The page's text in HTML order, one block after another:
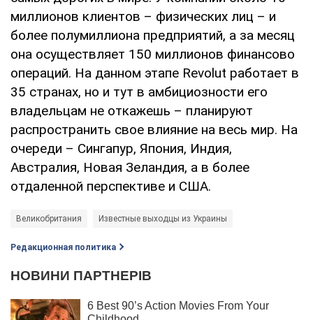
миллионов клиентов – физических лиц – и
более полумиллиона предприятий, а за месяц
она осуществляет 150 миллионов финансово
операций. На данном этапе Revolut работает в
35 странах, но и тут в амбициозности его
владельцам не откажешь – планируют
распространить свое влияние на весь мир. На
очереди – Сингапур, Япония, Индия,
Австралия, Новая Зеландия, а в более
отдаленной перспективе и США.
Великобритания Известные выходцы из Украины
Редакционная политика